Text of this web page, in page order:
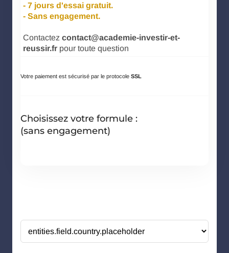
- 7 jours d'essai gratuit.
- Sans engagement.
Contactez contact@academie-investir-et-
reussir.fr pour toute question
Votre paiement est sécurisé par le protocole SSL
Choisissez votre formule :
(sans engagement)